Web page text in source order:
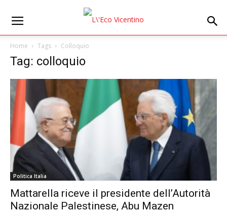
Home Tags Colloquio
Tag: colloquio
Politica Italia
Mattarella riceve il presidente dell’Autorità
Nazionale Palestinese, Abu Mazen